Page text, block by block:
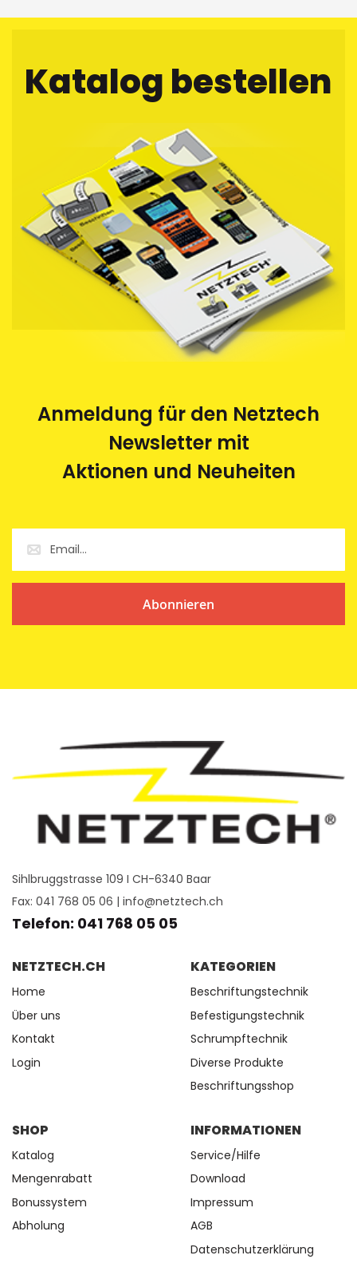
Katalog bestellen
Anmeldung für den Netztech
Newsletter mit
Aktionen und Neuheiten
Abonnieren
Sihlbruggstrasse 109 I CH-6340 Baar
Fax: 041 768 05 06 | info@netztech.ch
Telefon: 041 768 05 05
NETZTECH.CH
Home
Über uns
Kontakt
Login
KATEGORIEN
Beschriftungstechnik
Befestigungstechnik
Schrumpftechnik
Diverse Produkte
Beschriftungsshop
SHOP
Katalog
Mengenrabatt
Bonussystem
Abholung
INFORMATIONEN
Service/Hilfe
Download
Impressum
AGB
Datenschutzerklärung